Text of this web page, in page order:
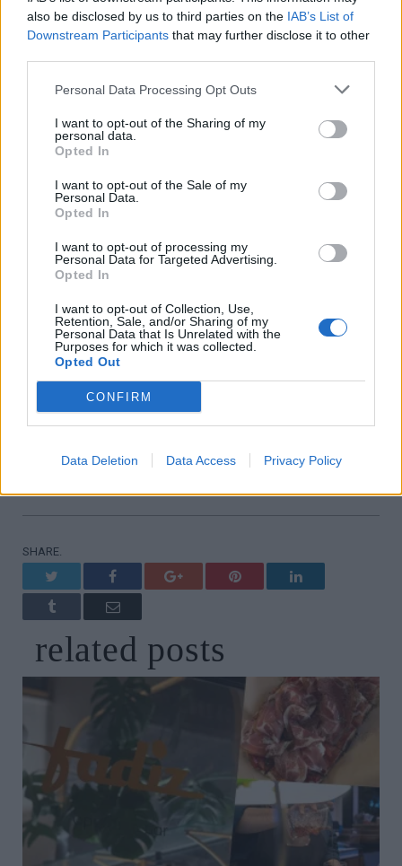
also be disclosed by us to third parties on the IAB’s List of
Downstream Participants that may further disclose it to other
Personal Data Processing Opt Outs
I want to opt-out of the Sharing of my
personal data.
Opted In
I want to opt-out of the Sale of my
Personal Data.
Opted In
I want to opt-out of processing my
Personal Data for Targeted Advertising.
Opted In
I want to opt-out of Collection, Use,
Retention, Sale, and/or Sharing of my
Personal Data that Is Unrelated with the
Purposes for which it was collected.
Opted Out
CONFIRM
Data Deletion Data Access Privacy Policy
ένα ποτό.”, έγραφε η λεζάντα.
διαθέτει μια πλήρη σειρά, συμπεριλαμβανομένης
μια Añejo (παλαιωμένη πάνω απο ένα έτος, ωραία
ως ποτό), μιας Silver (γνωστής και ως Blanco-
(παλαιωμένη τουλάχιστον δύο μήνες σε δρύινα
βαρέλια, ιδανική για ανάμειξη ή σφηνάκι).
Ο Johnson δεν μας έδειξε πως θα ονομάζεται η
νέα του τεκίλα, αλλά υποθέτουμε ότι θα μας
ενημερώσει όταν είναι έτοιμος. Ενώ μένει να
δούμε πως ο Rock σχεδιάζει να ονομάσει την
τεκίλα του, είναι σαφές ότι η απώλεια της
κατοχύρωσης του προτιμώμενου ονόματός δεν
αφαίρεσε το χαμόγελο απο τα χείλη του.
SHARE.
Facebook Google+ Pinterest LinkedIn
Tumblr Email
related posts